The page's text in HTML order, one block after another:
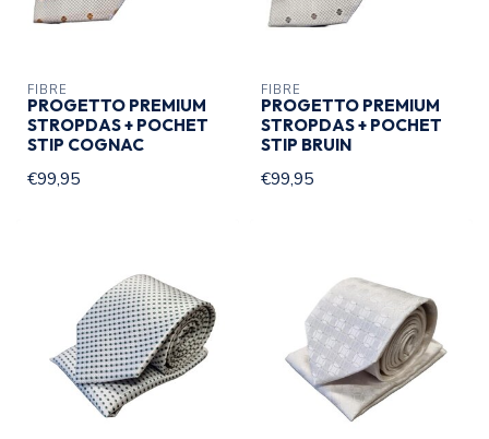
FIBRE
PROGETTO PREMIUM
STROPDAS + POCHET
STIP COGNAC
€99,95
FIBRE
PROGETTO PREMIUM
STROPDAS + POCHET
STIP BRUIN
€99,95